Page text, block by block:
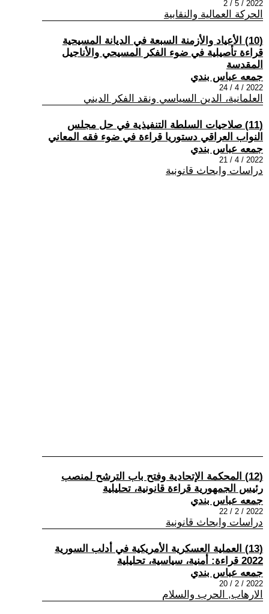
2022 / 5 / 2
الحركة العمالية والنقابية
(10) الأعياد والأزمنة السبعة في الديانة المسيحية
قراءة تأصيلية في ضوء الفكر المسيحي والأناجيل
المقدسة
جمعه عباس بندي
2022 / 4 / 24
العلمانية، الدين السياسي ونقد الفكر الديني
(11) صلاحيات السلطة التنفيذية في حل مجلس
النواب العراقي دستوريا قراءة في ضوء فقه المعاني
جمعه عباس بندي
2022 / 4 / 21
دراسات وابحاث قانونية
(12) المحكمة الإتحادية وفتح باب الترشح لمنصب
رئيس الجمهورية قراءة قانونية، تحليلية
جمعه عباس بندي
2022 / 2 / 22
دراسات وابحاث قانونية
(13) العملية العسكرية الأمريكية في أدلب السورية
2022 قراءة: أمنية، سياسية، تحليلية
جمعه عباس بندي
2022 / 2 / 20
الارهاب, الحرب والسلام